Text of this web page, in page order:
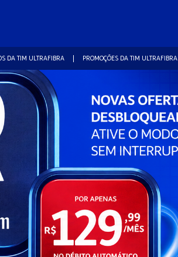
DA TIM ULTRAFIBRA PROMOÇÕES DA TIM ULTRAFIBRA